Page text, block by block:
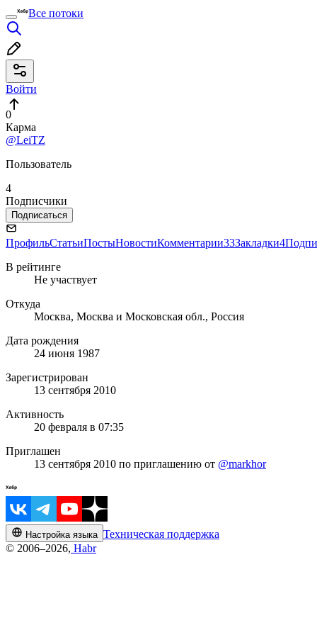
Все потоки
Войти
0
Карма
@LeiTZ
Пользователь
4
Подписчики
Подписаться
ПрофильСтатьиПостыНовостиКомментарии33Закладки4
В рейтинге
Не участвует
Откуда
Москва, Москва и Московская обл., Россия
Дата рождения
24 июня 1987
Зарегистрирован
13 сентября 2010
Активность
20 февраля в 07:35
Приглашен
13 сентября 2010 по приглашению от @markhor
Настройка языка Техническая поддержка
© 2006–2026, Habr